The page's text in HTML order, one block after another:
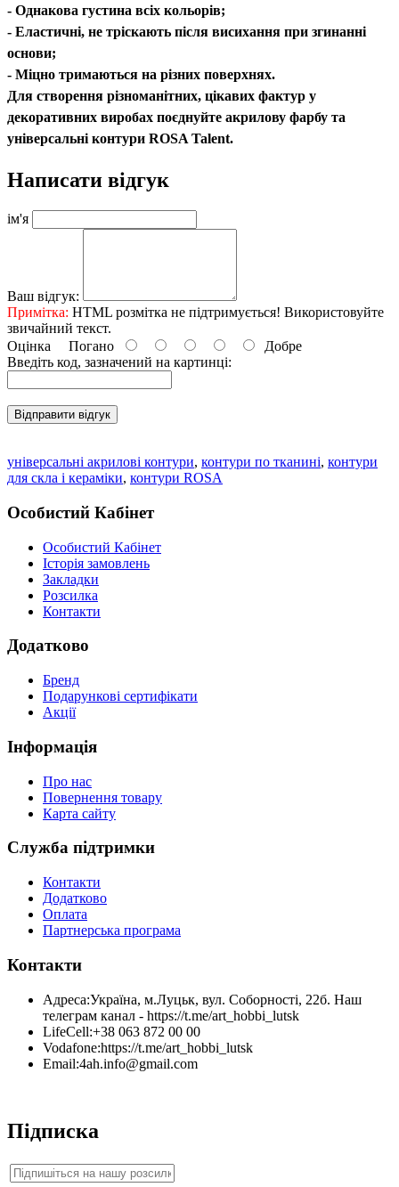
- Однакова густина всіх кольорів;
- Еластичні, не тріскають після висихання при згинанні
основи;
- Міцно тримаються на різних поверхнях.
Для створення різноманітних, цікавих фактур у
декоративних виробах поєднуйте акрилову фарбу та
універсальні контури ROSA Talent.
Написати відгук
ім'я
Ваш відгук:
Примітка: HTML розмітка не підтримується! Використовуйте
звичайний текст.
Оцінка Погано
Добре
Введіть код, зазначений на картинці:
Відправити відгук
універсальні акрилові контури, контури по тканині, контури
для скла і кераміки, контури ROSA
Особистий Кабінет
Особистий Кабінет
Історія замовлень
Закладки
Розсилка
Контакти
Додатково
Бренд
Подарункові сертифікати
Акції
Інформація
Про нас
Повернення товару
Карта сайту
Служба підтримки
Контакти
Додатково
Оплата
Партнерська програма
Контакти
Адреса:Україна, м.Луцьк, вул. Соборності, 22б. Наш
телеграм канал - https://t.me/art_hobbi_lutsk
LifeCell:+38 063 872 00 00
Vodafone:https://t.me/art_hobbi_lutsk
Email:4ah.info@gmail.com
Підписка